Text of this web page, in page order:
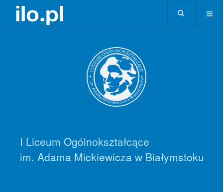
I Liceum Ogólnokształcące
im. Adama Mickiewicza w Białymstoku